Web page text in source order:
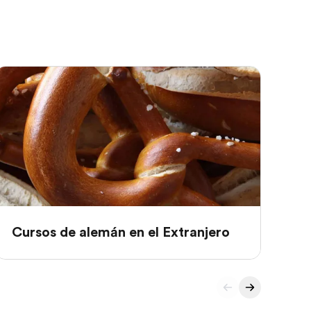
Cursos de alemán en el Extranjero